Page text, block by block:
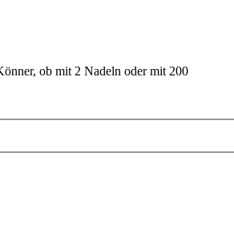
ob mit 2 Nadeln oder mit 200